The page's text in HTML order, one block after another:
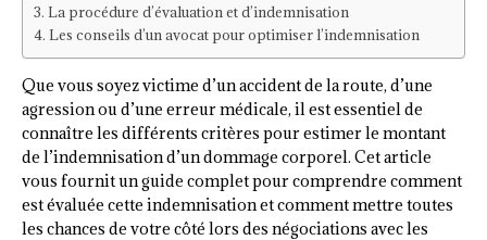
La procédure d’évaluation et d’indemnisation
Les conseils d’un avocat pour optimiser l’indemnisation
Que vous soyez victime d’un accident de la route, d’une
agression ou d’une erreur médicale, il est essentiel de
connaître les différents critères pour estimer le montant
de l’indemnisation d’un dommage corporel. Cet article
vous fournit un guide complet pour comprendre comment
est évaluée cette indemnisation et comment mettre toutes
les chances de votre côté lors des négociations avec les